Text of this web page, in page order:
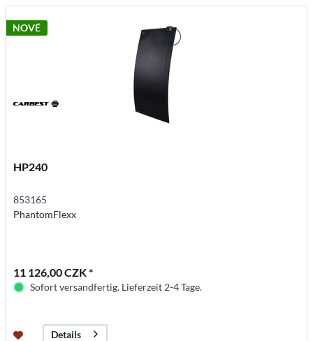
NOVÉ
HP240
853165
PhantomFlexx
11 126,00 CZK *
Sofort versandfertig. Lieferzeit 2-4 Tage.
Details